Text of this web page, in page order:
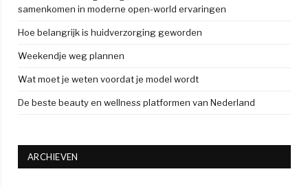
samenkomen in moderne open-world ervaringen
Hoe belangrijk is huidverzorging geworden
Weekendje weg plannen
Wat moet je weten voordat je model wordt
De beste beauty en wellness platformen van Nederland
ARCHIEVEN